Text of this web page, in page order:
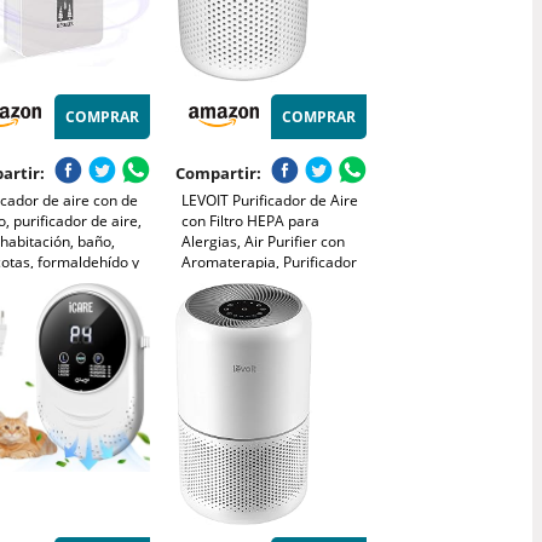
COMPRAR
de aire con de
purificador de aire,
baño,
formaldehído y
alta eficiencia -
COMPRAR
Compartir:
LEVOIT Purificador de Aire
con Filtro HEPA para
Alergias, Air Purifier con
Aromaterapia, Purificador
Aire Silencioso 25dB, Bajo
Consumo de Energía de 7W,
Core Mini